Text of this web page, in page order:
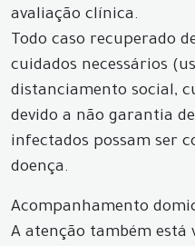
avaliação clínica.
Todo caso recuperado
cuidados necessários
distanciamento social,
devido a não garantia
infectados possam ser
doença.
Acompanhamento
A atenção também está